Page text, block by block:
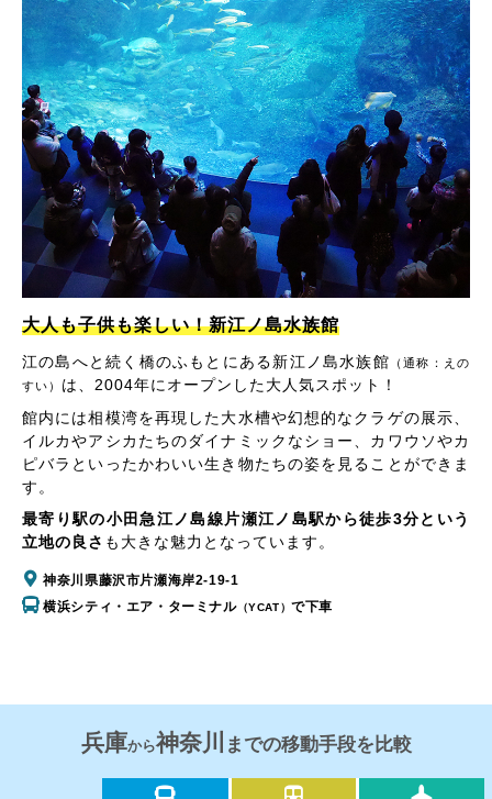
大人も子供も楽しい！新江ノ島水族館
江の島へと続く橋のふもとにある新江ノ島水族館 （通称：えの
すい） は、2004年にオープンした大人気スポット！
館内には相模湾を再現した大水槽や幻想的なクラゲの展示、
イルカやアシカたちのダイナミックなショー、カワウソやカ
ピバラといったかわいい生き物たちの姿を見ることができま
す。
最寄り駅の小田急江ノ島線片瀬江ノ島駅から徒歩3分という
立地の良さ も大きな魅力となっています。
神奈川県藤沢市片瀬海岸2-19-1
横浜シティ・エア・ターミナル（YCAT）で下車
兵庫から神奈川 までの移動手段を比較